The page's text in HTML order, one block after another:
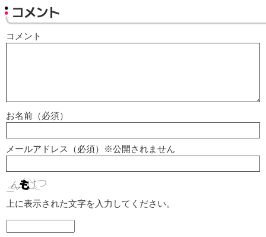
コメント
コメント
お名前（必須）
メールアドレス（必須）※公開されません
上に表示された文字を入力してください。